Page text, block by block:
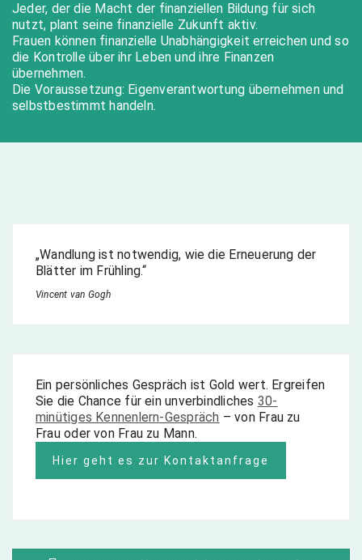
Jeder, der die Macht der finanziellen Bildung für sich
nutzt, plant seine finanzielle Zukunft aktiv.
Frauen können finanzielle Unabhängigkeit erreichen und so
die Kontrolle über ihr Leben und ihre Finanzen
übernehmen.
Die Voraussetzung: Eigenverantwortung übernehmen und
selbstbestimmt handeln.
„Wandlung ist notwendig, wie die Erneuerung der
Blätter im Frühling.“
Vincent van Gogh
Ein persönliches Gespräch ist Gold wert. Ergreifen
Sie die Chance für ein unverbindliches 30-
minütiges Kennenlern-Gespräch – von Frau zu
Frau oder von Frau zu Mann.
Hier geht es zur Kontaktanfrage